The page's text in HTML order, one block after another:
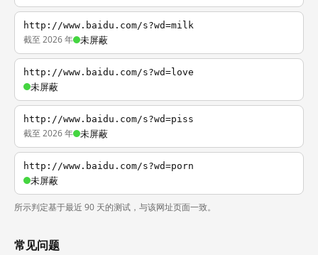
http://www.baidu.com/s?wd=milk
截至 2026 年 未屏蔽
http://www.baidu.com/s?wd=love
未屏蔽
http://www.baidu.com/s?wd=piss
截至 2026 年 未屏蔽
http://www.baidu.com/s?wd=porn
未屏蔽
所示判定基于最近 90 天的测试，与该网址页面一致。
常见问题